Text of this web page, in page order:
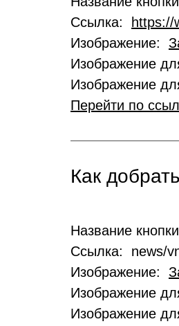
Ссылка:
https://
Изображение:
Изображение
Изображение
Перейти по
Как
Название
Ссылка: news/
Изображение:
Изображение
Изображение